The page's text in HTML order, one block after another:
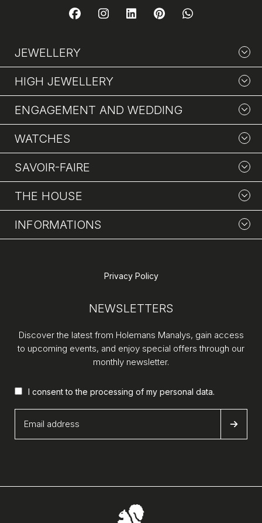
JEWELLERY
HIGH JEWELLERY
ENGAGEMENT AND WEDDING
WATCHES
SAVOIR-FAIRE
THE HOUSE
INFORMATIONS
Privacy Policy
NEWSLETTERS
Discover the latest from Holemans Manalys, gain access
to upcoming events, and enjoy special offers through our
monthly newsletter.
I consent to the processing of my personal data.